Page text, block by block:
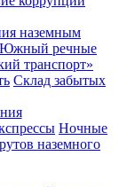
наземным
речные
транспорт»
Склад забытых
Ночные
наземного